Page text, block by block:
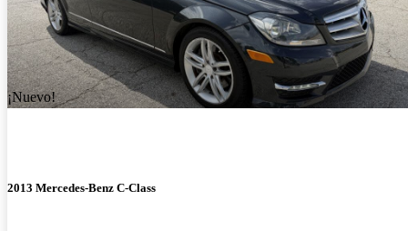
¡Nuevo!
2013 Mercedes-Benz C-Class